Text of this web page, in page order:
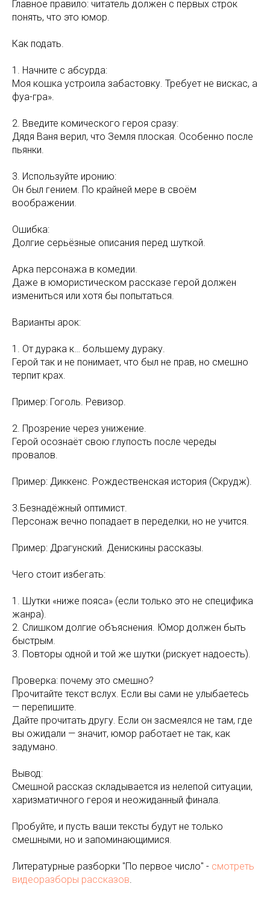
Главное правило: читатель должен с первых строк
понять, что это юмор.
Как подать.
1. Начните с абсурда:
Моя кошка устроила забастовку. Требует не вискас, а
фуа-гра».
2. Введите комического героя сразу:
Дядя Ваня верил, что Земля плоская. Особенно после
пьянки.
3. Используйте иронию:
Он был гением. По крайней мере в своём
воображении.
Ошибка:
Долгие серьёзные описания перед шуткой.
Арка персонажа в комедии.
Даже в юмористическом рассказе герой должен
измениться или хотя бы попытаться.
Варианты арок:
1. От дурака к… большему дураку.
Герой так и не понимает, что был не прав, но смешно
терпит крах.
Пример: Гоголь. Ревизор.
2. Прозрение через унижение.
Герой осознаёт свою глупость после череды
провалов.
Пример: Диккенс. Рождественская история (Скрудж).
3.Безнадёжный оптимист.
Персонаж вечно попадает в переделки, но не учится.
Пример: Драгунский. Денискины рассказы.
Чего стоит избегать:
1. Шутки «ниже пояса» (если только это не специфика
жанра).
2. Слишком долгие объяснения. Юмор должен быть
быстрым.
3. Повторы одной и той же шутки (рискует надоесть).
Проверка: почему это смешно?
Прочитайте текст вслух. Если вы сами не улыбаетесь
— перепишите.
Дайте прочитать другу. Если он засмеялся не там, где
вы ожидали — значит, юмор работает не так, как
задумано.
Вывод:
Смешной рассказ складывается из нелепой ситуации,
харизматичного героя и неожиданный финала.
Пробуйте, и пусть ваши тексты будут не только
смешными, но и запоминающимися.
Литературные разборки "По первое число" - смотреть
видеоразборы рассказов.